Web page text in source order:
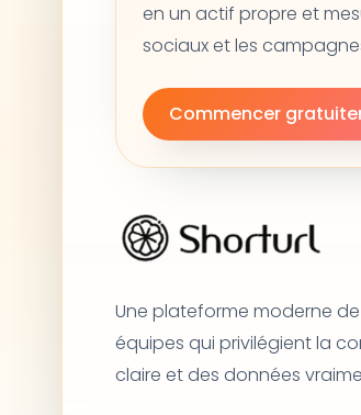
en un actif propre et
sociaux et les
Commencer
Une plateforme moderne
équipes qui privilégient la
claire et des données